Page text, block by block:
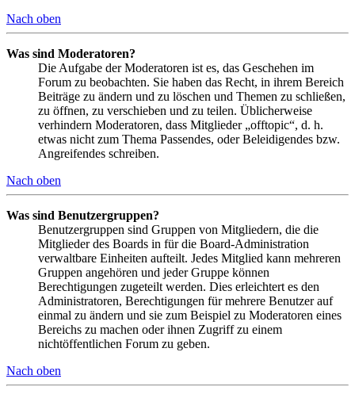
Nach oben
Was sind Moderatoren?
Die Aufgabe der Moderatoren ist es, das Geschehen im
Forum zu beobachten. Sie haben das Recht, in ihrem Bereich
Beiträge zu ändern und zu löschen und Themen zu schließen,
zu öffnen, zu verschieben und zu teilen. Üblicherweise
verhindern Moderatoren, dass Mitglieder „offtopic“, d. h.
etwas nicht zum Thema Passendes, oder Beleidigendes bzw.
Angreifendes schreiben.
Nach oben
Was sind Benutzergruppen?
Benutzergruppen sind Gruppen von Mitgliedern, die die
Mitglieder des Boards in für die Board-Administration
verwaltbare Einheiten aufteilt. Jedes Mitglied kann mehreren
Gruppen angehören und jeder Gruppe können
Berechtigungen zugeteilt werden. Dies erleichtert es den
Administratoren, Berechtigungen für mehrere Benutzer auf
einmal zu ändern und sie zum Beispiel zu Moderatoren eines
Bereichs zu machen oder ihnen Zugriff zu einem
nichtöffentlichen Forum zu geben.
Nach oben